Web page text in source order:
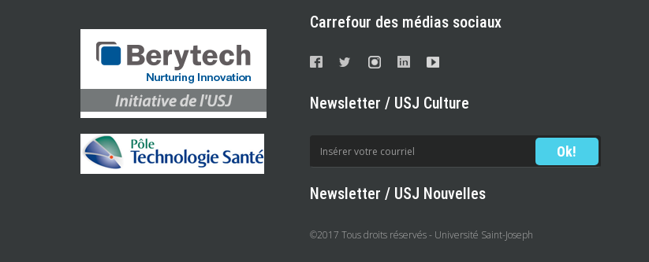
Carrefour des médias sociaux
Newsletter / USJ Culture
Newsletter / USJ Nouvelles
©2017 Tous droits réservés - Université Saint-Joseph